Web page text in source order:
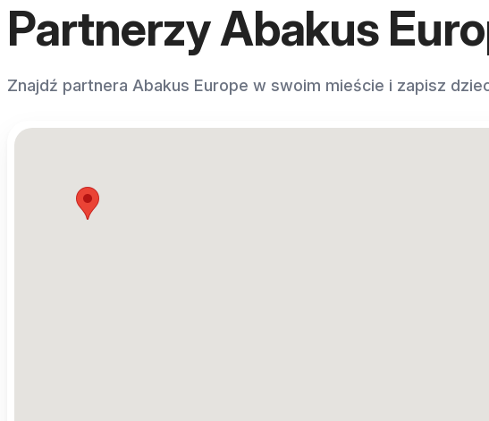
Partnerzy Abakus
Znajdź partnera Abakus Europe w swoim mieście i zapisz